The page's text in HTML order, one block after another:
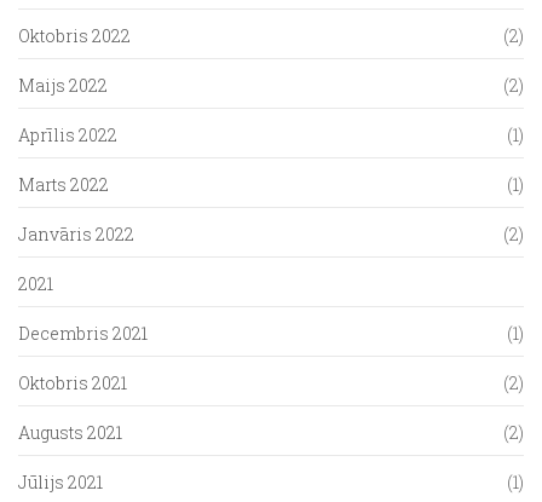
Oktobris 2022 (2)
Maijs 2022 (2)
Aprīlis 2022 (1)
Marts 2022 (1)
Janvāris 2022 (2)
2021
Decembris 2021 (1)
Oktobris 2021 (2)
Augusts 2021 (2)
Jūlijs 2021 (1)